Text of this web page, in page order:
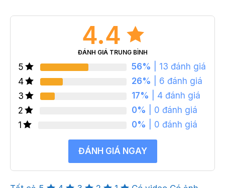
4.4
ĐÁNH GIÁ TRUNG BÌNH
5 56% | 13 đánh giá
4
26% | 6 đánh giá
3
17% | 4 đánh giá
2
0% | 0 đánh giá
1
0% | 0 đánh giá
ĐÁNH GIÁ NGAY